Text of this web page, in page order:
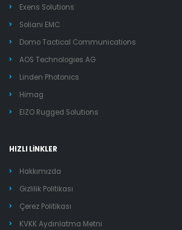
Exens Solutions
Soliani EMC
Domo Tactical Communications
AOS Technologies AG
Linden Photonics
Himag
EIZO Rugged Solutions
HIZLI LİNKLER
Hakkımızda
Gizlilik Politikası
Çerez Politikası
KVKK Aydınlatma Metni